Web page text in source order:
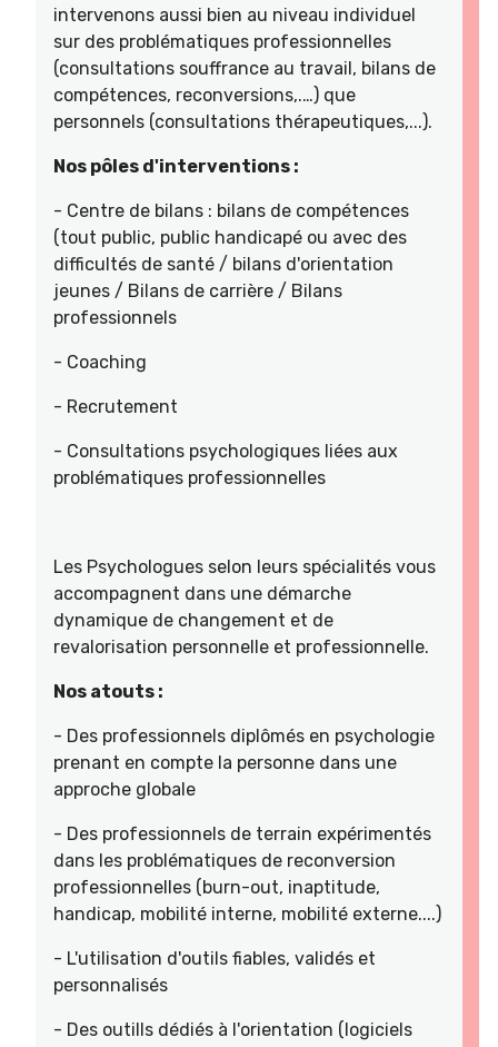
intervenons aussi bien au niveau individuel
sur des problématiques professionnelles
(consultations souffrance au travail, bilans de
compétences, reconversions,.…) que
personnels (consultations thérapeutiques,...).
Nos pôles d'interventions :
- Centre de bilans : bilans de compétences
(tout public, public handicapé ou avec des
difficultés de santé / bilans d'orientation
jeunes / Bilans de carrière / Bilans
professionnels
- Coaching
- Recrutement
- Consultations psychologiques liées aux
problématiques professionnelles
Les Psychologues selon leurs spécialités vous
accompagnent dans une démarche
dynamique de changement et de
revalorisation personnelle et professionnelle.
Nos atouts :
- Des professionnels diplômés en psychologie
prenant en compte la personne dans une
approche globale
- Des professionnels de terrain expérimentés
dans les problématiques de reconversion
professionnelles (burn-out, inaptitude,
handicap, mobilité interne, mobilité externe....)
- L'utilisation d'outils fiables, validés et
personnalisés
- Des outills dédiés à l'orientation (logiciels